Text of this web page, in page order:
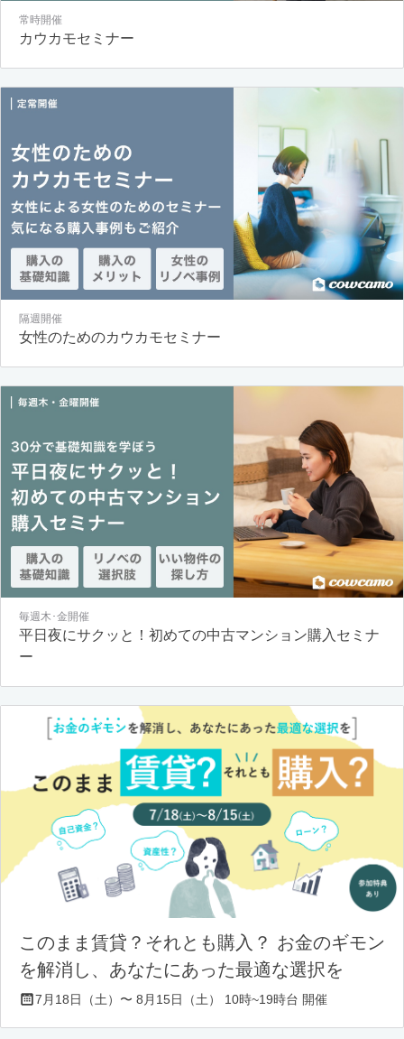
常時開催
カウカモセミナー
隔週開催
女性のためのカウカモセミナー
毎週木･金開催
平日夜にサクッと！初めての中古マンション購入セミナ
ー
このまま賃貸？それとも購入？ お金のギモン
を解消し、あなたにあった最適な選択を
7月18日（土）〜 8月15日（土） 10時~19時台 開催